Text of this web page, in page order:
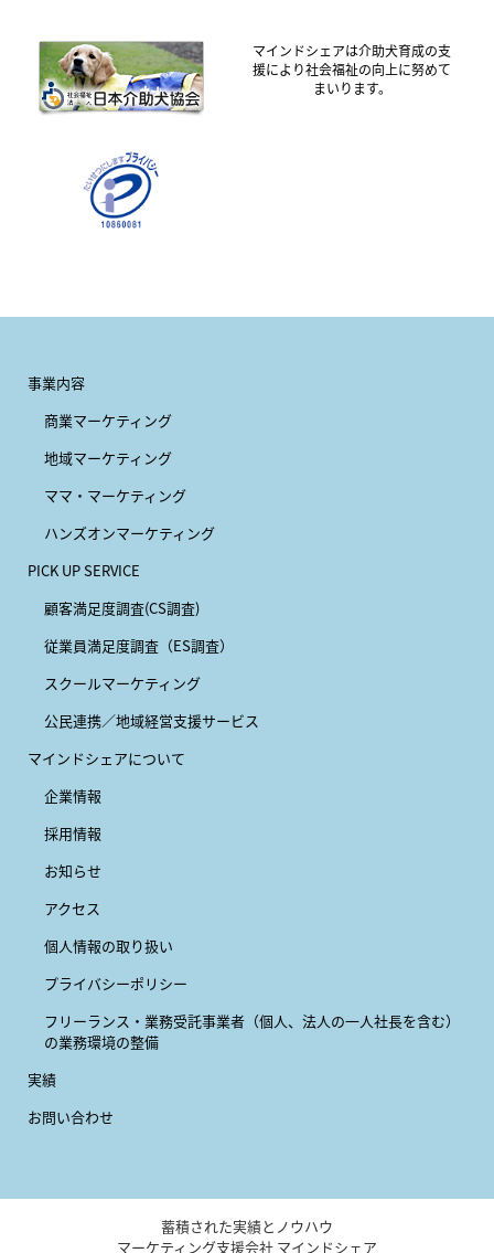
マインドシェアは介助犬育成の支
援により社会福祉の向上に努めて
まいります。
事業内容
商業マーケティング
地域マーケティング
ママ・マーケティング
ハンズオンマーケティング
PICK UP SERVICE
顧客満足度調査(CS調査)
従業員満足度調査（ES調査）
スクールマーケティング
公民連携／地域経営支援サービス
マインドシェアについて
企業情報
採用情報
お知らせ
アクセス
個人情報の取り扱い
プライバシーポリシー
フリーランス・業務受託事業者 （個人、法人の一人社長を含む）
の業務環境の整備
実績
お問い合わせ
蓄積された実績とノウハウ
マーケティング支援会社 マインドシェア